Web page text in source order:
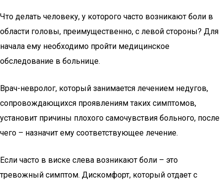
Что делать человеку, у которого часто возникают боли в
области головы, преимущественно, с левой стороны? Для
начала ему необходимо пройти медицинское
обследование в больнице.
Врач-невролог, который занимается лечением недугов,
сопровождающихся проявлениям таких симптомов,
установит причины плохого самочувствия больного, после
чего – назначит ему соответствующее лечение.
Если часто в виске слева возникают боли – это
тревожный симптом. Дискомфорт, который отдает с